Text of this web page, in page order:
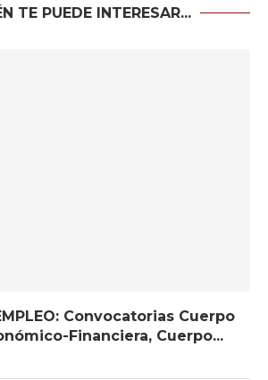
TE PUEDE INTERESAR...
Convocatorias Cuerpo
Financiera, Cuerpo...